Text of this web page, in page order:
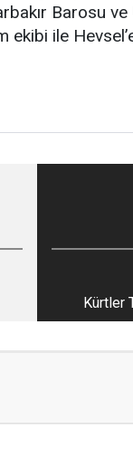
Barosu ve
ile
Kürtler